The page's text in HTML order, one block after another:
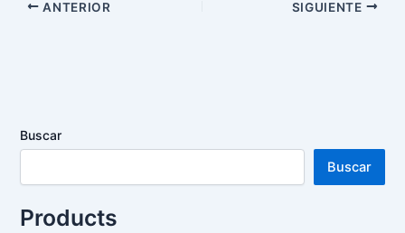
ANTERIOR SIGUIENTE
Buscar
Buscar
Products